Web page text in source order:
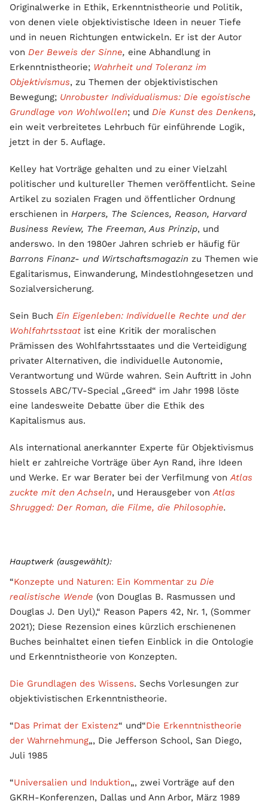
Originalwerke in Ethik, Erkenntnistheorie und Politik,
von denen viele objektivistische Ideen in neuer Tiefe
und in neuen Richtungen entwickeln. Er ist der Autor
von Der Beweis der Sinne, eine Abhandlung in
Erkenntnistheorie; Wahrheit und Toleranz im
Objektivismus, zu Themen der objektivistischen
Bewegung; Unrobuster Individualismus: Die egoistische
Grundlage von Wohlwollen; und Die Kunst des Denkens,
ein weit verbreitetes Lehrbuch für einführende Logik,
jetzt in der 5. Auflage.
Kelley hat Vorträge gehalten und zu einer Vielzahl
politischer und kultureller Themen veröffentlicht. Seine
Artikel zu sozialen Fragen und öffentlicher Ordnung
erschienen in Harpers, The Sciences, Reason, Harvard
Business Review, The Freeman, Aus Prinzip, und
anderswo. In den 1980er Jahren schrieb er häufig für
Barrons Finanz- und Wirtschaftsmagazin zu Themen wie
Egalitarismus, Einwanderung, Mindestlohngesetzen und
Sozialversicherung.
Sein Buch Ein Eigenleben: Individuelle Rechte und der
Wohlfahrtsstaat ist eine Kritik der moralischen
Prämissen des Wohlfahrtsstaates und die Verteidigung
privater Alternativen, die individuelle Autonomie,
Verantwortung und Würde wahren. Sein Auftritt in John
Stossels ABC/TV-Special „Greed“ im Jahr 1998 löste
eine landesweite Debatte über die Ethik des
Kapitalismus aus.
Als international anerkannter Experte für Objektivismus
hielt er zahlreiche Vorträge über Ayn Rand, ihre Ideen
und Werke. Er war Berater bei der Verfilmung vonAtlas
zuckte mit den Achseln, und Herausgeber vonAtlas
Shrugged: Der Roman, die Filme, die Philosophie.
Hauptwerk (ausgewählt):
“Konzepte und Naturen: Ein Kommentar zu Die
realistische Wende (von Douglas B. Rasmussen und
Douglas J. Den Uyl),“ Reason Papers 42, Nr. 1, (Sommer
2021); Diese Rezension eines kürzlich erschienenen
Buches beinhaltet einen tiefen Einblick in die Ontologie
und Erkenntnistheorie von Konzepten.
Die Grundlagen des Wissens. Sechs Vorlesungen zur
objektivistischen Erkenntnistheorie.
“Das Primat der Existenz“ und“Die Erkenntnistheorie
der Wahrnehmung„, Die Jefferson School, San Diego,
Juli 1985
“Universalien und Induktion„, zwei Vorträge auf den
GKRH-Konferenzen, Dallas und Ann Arbor, März 1989